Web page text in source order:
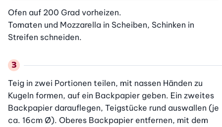
Ofen auf 200 Grad vorheizen.
Tomaten und Mozzarella in Scheiben, Schinken in
Streifen schneiden.
Teig in zwei Portionen teilen, mit nassen Händen zu
Kugeln formen, auf ein Backpapier geben. Ein zweites
Backpapier darauflegen, Teigstücke rund auswallen (je
ca. 16cm Ø). Oberes Backpapier entfernen, mit dem